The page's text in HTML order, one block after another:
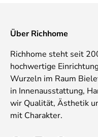
Über Richhome
Richhome steht seit
hochwertige
Wurzeln im Raum
in Innenausstattung,
wir Qualität, Ästhetik
mit Charakter.